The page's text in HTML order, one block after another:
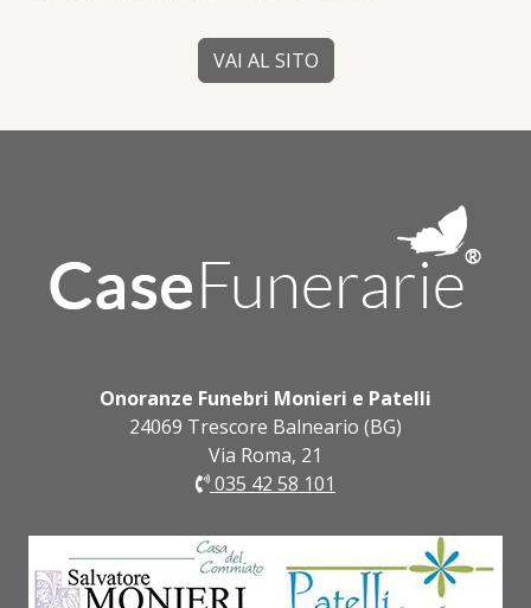
VAI AL SITO
Onoranze Funebri Monieri e Patelli
24069 Trescore Balneario (BG)
Via Roma, 21
035 42 58 101